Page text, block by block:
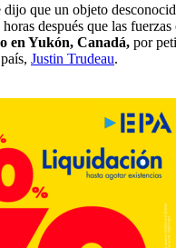
que un objeto
después que las fuerzas
en Yukón, Canadá, por
Justin Trudeau.